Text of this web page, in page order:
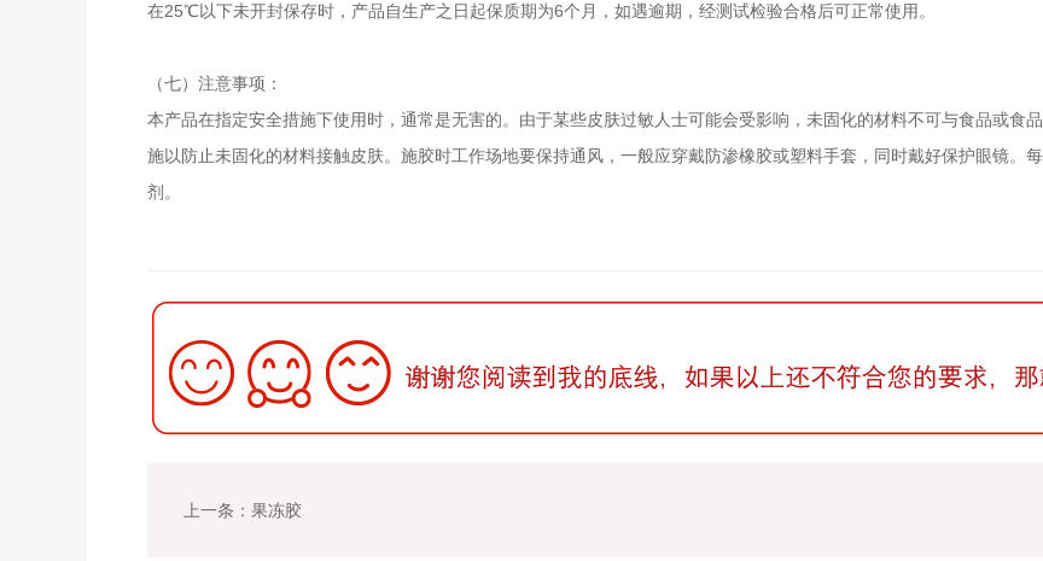
在25℃以下未开封保存时，产品自生产之日起保质期为6个月，如遇逾期，经测试检验合格后可正常使用。
（七）注意事项：
本产品在指定安全措施下使用时，通常是无害的。由于某些皮肤过敏人士可能会受影响，未固化的材料不可与食品或食
施以防止未固化的材料接触皮肤。施胶时工作场地要保持通风，一般应穿戴防渗橡胶或塑料手套，同时戴好保护眼镜。
剂。
上一条：果冻胶